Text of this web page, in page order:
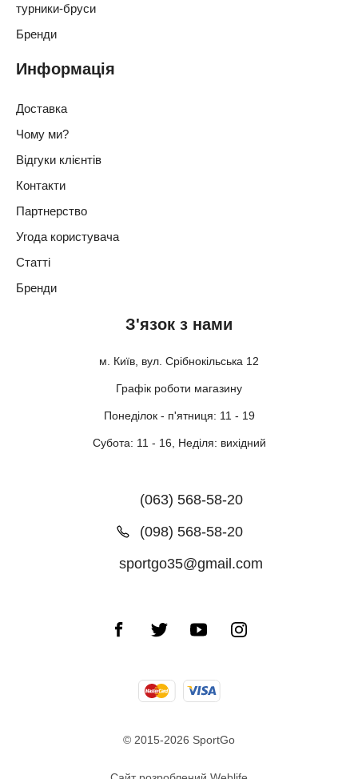
З'язок з нами
м. Київ, вул. Срібнокільська 12
Графік роботи магазину
Понеділок - п'ятниця: 11 - 19
Субота: 11 - 16, Неділя: вихідний
(063) 568-58-20
(098) 568-58-20
sportgo35@gmail.com
турники-бруси
Бренди
Информація
Доставка
Чому ми?
Відгуки клієнтів
Контакти
Партнерство
Угода користувача
Статті
Бренди
© 2015-2026 SportGo